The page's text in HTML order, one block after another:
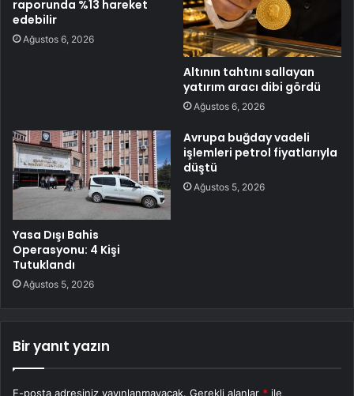
raporunda %13 hareket
edebilir
Ağustos 6, 2026
Altının tahtını sallayan
yatırım aracı dibi gördü
Ağustos 6, 2026
Yasa Dışı Bahis
Operasyonu: 4 Kişi
Tutuklandı
Ağustos 5, 2026
Avrupa buğday vadeli
işlemleri petrol fiyatlarıyla
düştü
Ağustos 5, 2026
Bir yanıt yazın
E-posta adresiniz yayınlanmayacak. Gerekli alanlar * ile